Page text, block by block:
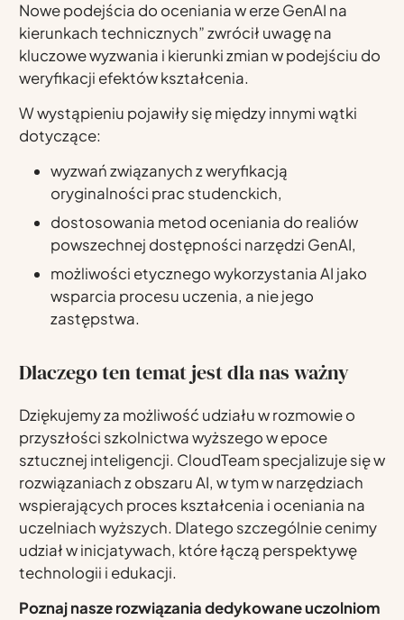
Nowe podejścia do oceniania w erze GenAI na
kierunkach technicznych” zwrócił uwagę na
kluczowe wyzwania i kierunki zmian w podejściu do
weryfikacji efektów kształcenia.
W wystąpieniu pojawiły się między innymi wątki
dotyczące:
wyzwań związanych z weryfikacją
oryginalności prac studenckich,
dostosowania metod oceniania do realiów
powszechnej dostępności narzędzi GenAI,
możliwości etycznego wykorzystania AI jako
wsparcia procesu uczenia, a nie jego
zastępstwa.
Dlaczego ten temat jest dla nas ważny
Dziękujemy za możliwość udziału w rozmowie o
przyszłości szkolnictwa wyższego w epoce
sztucznej inteligencji. CloudTeam specjalizuje się w
rozwiązaniach z obszaru AI, w tym w narzędziach
wspierających proces kształcenia i oceniania na
uczelniach wyższych. Dlatego szczególnie cenimy
udział w inicjatywach, które łączą perspektywę
technologii i edukacji.
Poznaj nasze rozwiązania dedykowane uczolniom